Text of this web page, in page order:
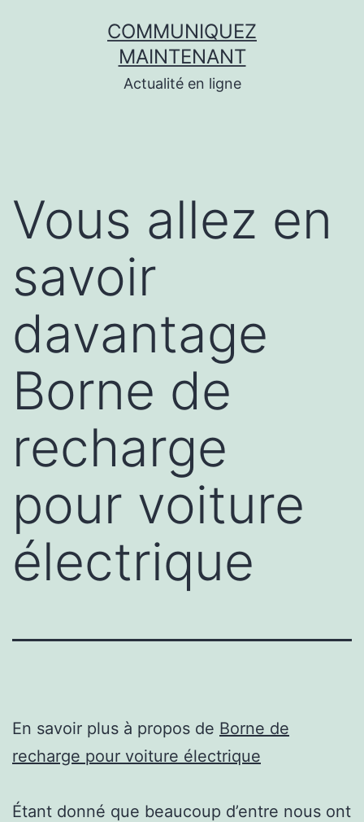
COMMUNIQUEZ
MAINTENANT
Actualité en ligne
Vous allez en
savoir
davantage
Borne de
recharge
pour voiture
électrique
En savoir plus à propos de Borne de
recharge pour voiture électrique
Étant donné que beaucoup d’entre nous ont